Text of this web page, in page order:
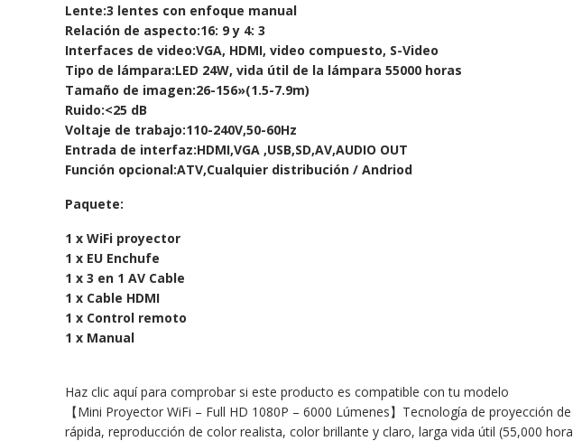
Lente:3 lentes con enfoque manual
Relación de aspecto:16: 9 y 4: 3
Interfaces de video:VGA, HDMI, video compuesto, S-Video
Tipo de lámpara:LED 24W, vida útil de la lámpara 55000 horas
Tamaño de imagen:26-156»(1.5-7.9m)
Ruido:<25 dB
Voltaje de trabajo:110-240V,50-60Hz
Entrada de interfaz:HDMI,VGA ,USB,SD,AV,AUDIO OUT
Función opcional:ATV,Cualquier distribución / Andriod
Paquete:
1 x WiFi proyector
1 x EU Enchufe
1 x 3 en 1 AV Cable
1 x Cable HDMI
1 x Control remoto
1 x Manual
Haz clic aquí para comprobar si este producto es compatible con tu modelo
【Mini Proyector WiFi – Full HD 1080P – 6000 Lúmenes】Tecnología de
rápida, reproducción de color realista, color brillante y claro, larga vida útil (55,000